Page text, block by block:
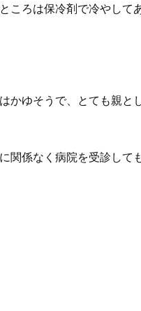
ころは保冷剤で冷やして
かゆそうで、とても親と
関係なく病院を受診して